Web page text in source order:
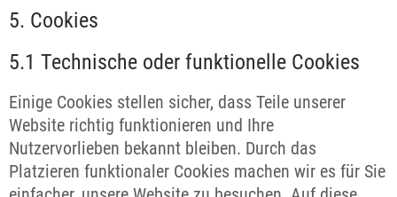
5. Cookies
5.1 Technische oder funktionelle Cookies
Einige Cookies stellen sicher, dass Teile unserer
Website richtig funktionieren und Ihre
Nutzervorlieben bekannt bleiben. Durch das
Platzieren funktionaler Cookies machen wir es für Sie